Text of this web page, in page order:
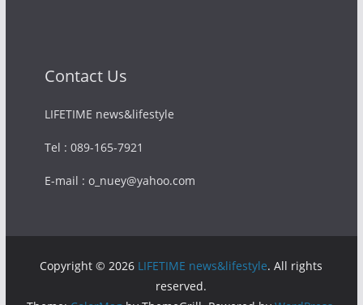
Contact Us
LIFETIME news&lifestyle
Tel : 089-165-7921
E-mail : o_nuey@yahoo.com
Copyright © 2026 LIFETIME news&lifestyle. All rights
reserved.